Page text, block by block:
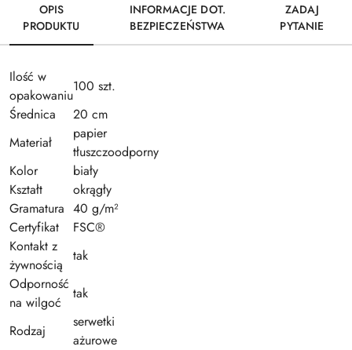
OPIS
PRODUKTU
INFORMACJE DOT.
BEZPIECZEŃSTWA
ZADAJ
PYTANIE
Ilość w
opakowaniu
100 szt.
Średnica
20 cm
Materiał
papier
tłuszczoodporny
Kolor
biały
Kształt
okrągły
Gramatura 40 g/m²
Certyfikat
FSC®
Kontakt z
żywnością
tak
Odporność
na wilgoć
tak
Rodzaj
serwetki
ażurowe